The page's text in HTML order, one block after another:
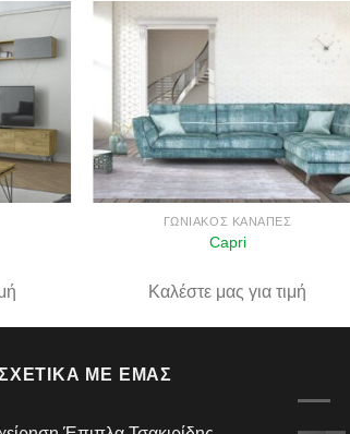
στην λίστα
Πρόσθήκη
στην λίστα
επιθυμιών
ΓΩΝΙΑΚΌΣ ΚΑΝΑΠΈΣ
Capri
Καλέστε μας για τιμή
ΜΕ ΕΜΆΣ